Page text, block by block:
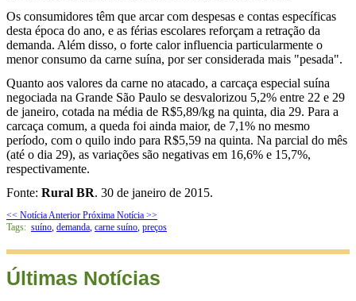
Os consumidores têm que arcar com despesas e contas específicas
desta época do ano, e as férias escolares reforçam a retração da
demanda. Além disso, o forte calor influencia particularmente o
menor consumo da carne suína, por ser considerada mais "pesada".
Quanto aos valores da carne no atacado, a carcaça especial suína
negociada na Grande São Paulo se desvalorizou 5,2% entre 22 e 29
de janeiro, cotada na média de R$5,89/kg na quinta, dia 29. Para a
carcaça comum, a queda foi ainda maior, de 7,1% no mesmo
período, com o quilo indo para R$5,59 na quinta. Na parcial do mês
(até o dia 29), as variações são negativas em 16,6% e 15,7%,
respectivamente.
Fonte: Rural BR. 30 de janeiro de 2015.
<< Notícia Anterior Próxima Notícia >>
Tags: suíno, demanda, carne suíno, preços
Últimas Notícias